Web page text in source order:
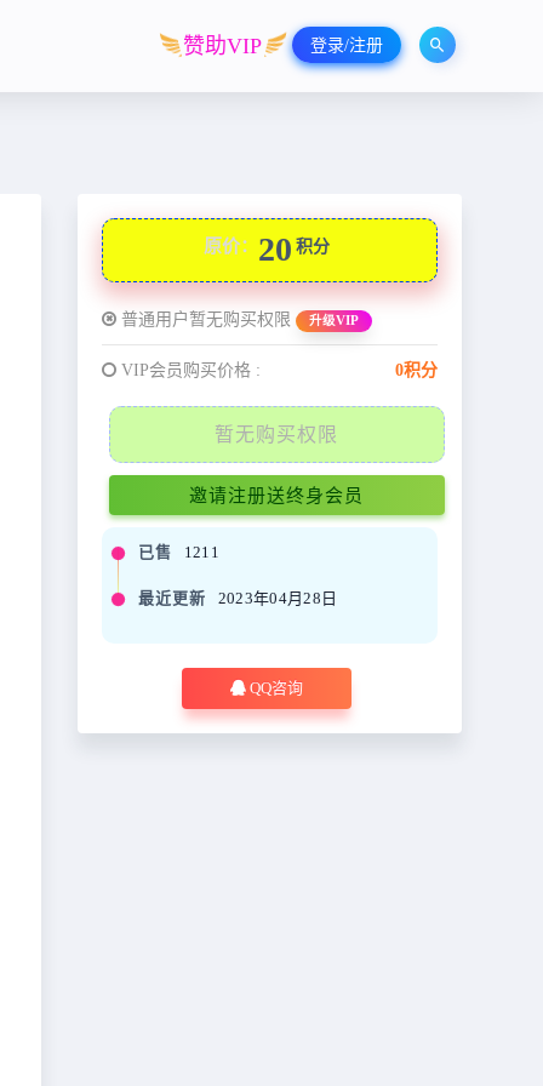
赞助VIP 登录/注册
原价： 20 积分
普通用户暂无购买权限 升级VIP
VIP会员购买价格 : 0积分
暂无购买权限
邀请注册送终身会员
已售 1211
最近更新 2023年04月28日
QQ咨询